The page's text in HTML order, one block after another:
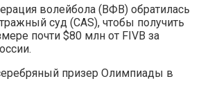
волейбола (ВФВ) обратилась
суд (CAS), чтобы получить
почти $80 млн от FIVB за
призер Олимпиады в